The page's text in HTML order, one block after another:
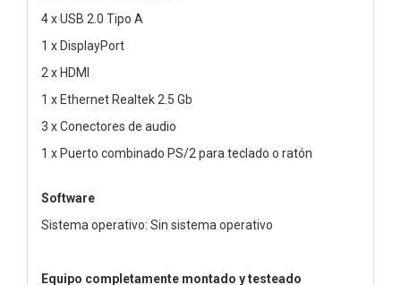
4 x USB 2.0 Tipo A
1 x DisplayPort
2 x HDMI
1 x Ethernet Realtek 2.5 Gb
3 x Conectores de audio
1 x Puerto combinado PS/2 para teclado o ratón
Software
Sistema operativo: Sin sistema operativo
Equipo completamente montado y testeado